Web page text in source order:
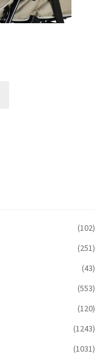
(102)
(251)
(43)
(553)
(120)
(1243)
(1031)